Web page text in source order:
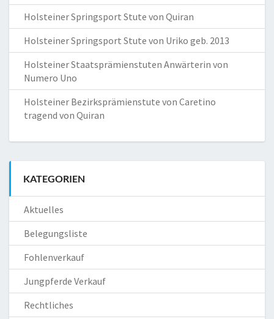
Holsteiner Springsport Stute von Quiran
Holsteiner Springsport Stute von Uriko geb. 2013
Holsteiner Staatsprämienstuten Anwärterin von
Numero Uno
Holsteiner Bezirksprämienstute von Caretino
tragend von Quiran
KATEGORIEN
Aktuelles
Belegungsliste
Fohlenverkauf
Jungpferde Verkauf
Rechtliches